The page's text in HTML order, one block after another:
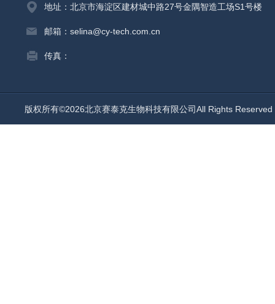
地址：北京市海淀区建材城中路27号金隅智造工场S1号楼
邮箱：selina@cy-tech.com.cn
传真：
版权所有©2026北京赛泰克生物科技有限公司All Rights